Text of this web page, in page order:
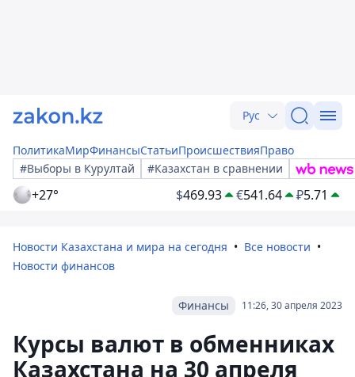
Рус
ПолитикаМирФинансыСтатьиПроисшествияПраво
#Выборы в Курултай
#Казахстан в сравнении
+27° $469.93 €541.64 ₽5.71
Новости Казахстана и мира на сегодня
Все новости
Новости финансов
11:26, 30 апреля 2023
Финансы
Курсы валют в обменниках
Казахстана на 30 апреля